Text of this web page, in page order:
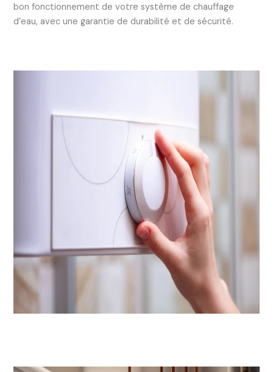
bon fonctionnement de votre système de chauffage
d’eau, avec une garantie de durabilité et de sécurité.